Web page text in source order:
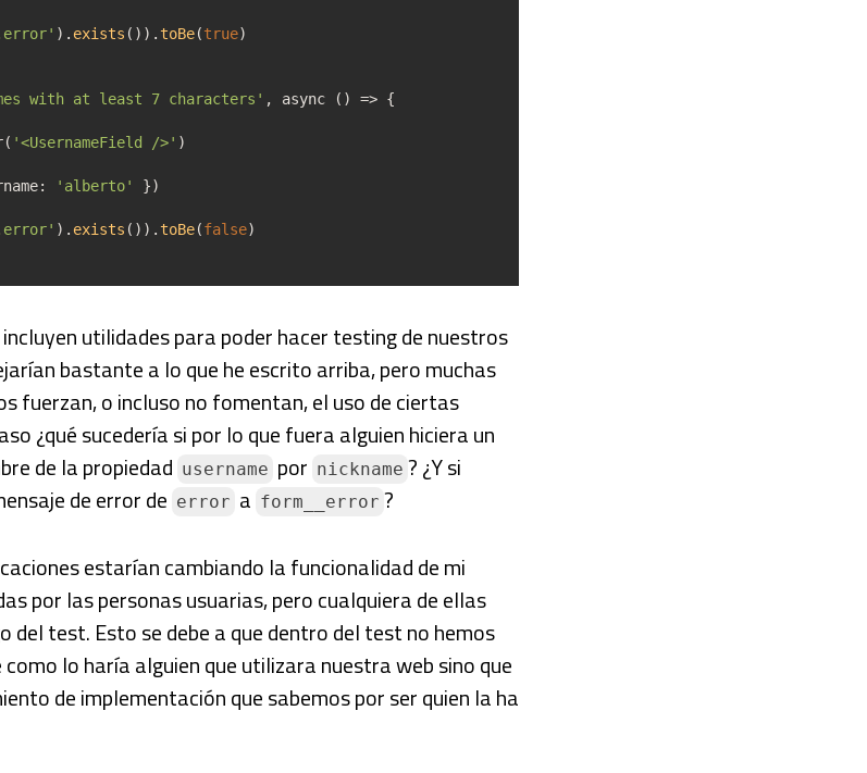
) . exists ( ) ) . toBe(true)
with at least 7 characters' , async ( ) => {
( '<UsernameField />' )
: 'alberto' })
) . exists ( ) ) . toBe(false)
utilidades para poder hacer testing de nuestros
bastante a lo que he escrito arriba, pero muchas
fuerzan, o incluso no fomentan, el uso de ciertas
¿qué sucedería si por lo que fuera alguien hiciera un
de la propiedad username por nickname ? ¿Y si
de error de error a form__error ?
estarían cambiando la funcionalidad de mi
por las personas usuarias, pero cualquiera de ellas
del test. Esto se debe a que dentro del test no hemos
lo haría alguien que utilizara nuestra web sino que
de implementación que sabemos por ser quien la ha